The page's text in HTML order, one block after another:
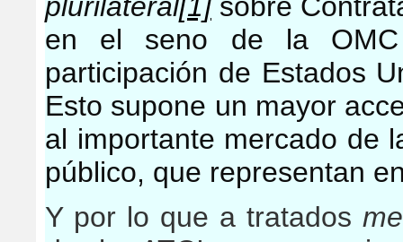
en el seno de la
participación de Estados
Esto supone un mayor
al importante mercado de
público, que representan
Y por lo que a tratados